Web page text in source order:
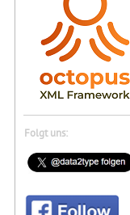
Folgt uns: